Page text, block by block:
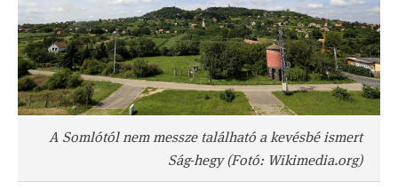
A Somlótól nem messze található a kevésbé ismert
Ság-hegy (Fotó: Wikimedia.org)